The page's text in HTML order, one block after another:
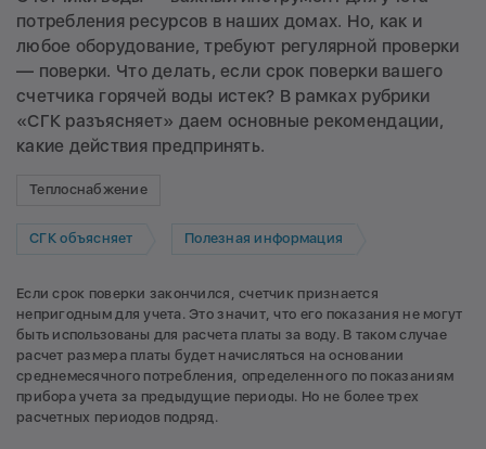
потребления ресурсов в наших домах. Но, как и
любое оборудование, требуют регулярной проверки
— поверки. Что делать, если срок поверки вашего
счетчика горячей воды истек? В рамках рубрики
«СГК разъясняет» даем основные рекомендации,
какие действия предпринять.
Теплоснабжение
СГК объясняет Полезная информация
Если срок поверки закончился, счетчик признается
непригодным для учета. Это значит, что его показания не могут
быть использованы для расчета платы за воду. В таком случае
расчет размера платы будет начисляться на основании
среднемесячного потребления, определенного по показаниям
прибора учета за предыдущие периоды. Но не более трех
расчетных периодов подряд.